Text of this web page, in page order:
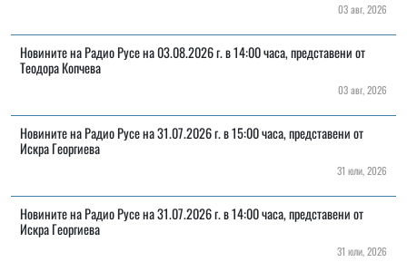
03 авг, 2026
Новините на Радио Русе на 03.08.2026 г. в 14:00 часа, представени от
Теодора Копчева
03 авг, 2026
Новините на Радио Русе на 31.07.2026 г. в 15:00 часа, представени от
Искра Георгиева
31 юли, 2026
Новините на Радио Русе на 31.07.2026 г. в 14:00 часа, представени от
Искра Георгиева
31 юли, 2026